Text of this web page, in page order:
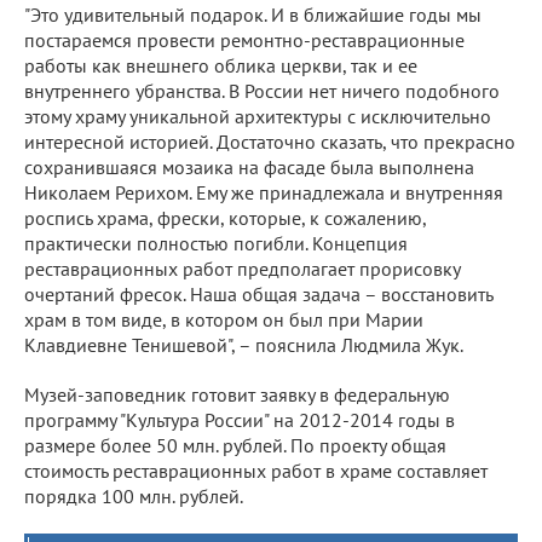
"Это удивительный подарок. И в ближайшие годы мы
постараемся провести ремонтно-реставрационные
работы как внешнего облика церкви, так и ее
внутреннего убранства. В России нет ничего подобного
этому храму уникальной архитектуры с исключительно
интересной историей. Достаточно сказать, что прекрасно
сохранившаяся мозаика на фасаде была выполнена
Николаем Рерихом. Ему же принадлежала и внутренняя
роспись храма, фрески, которые, к сожалению,
практически полностью погибли. Концепция
реставрационных работ предполагает прорисовку
очертаний фресок. Наша общая задача – восстановить
храм в том виде, в котором он был при Марии
Клавдиевне Тенишевой", – пояснила Людмила Жук.
Музей-заповедник готовит заявку в федеральную
программу "Культура России" на 2012-2014 годы в
размере более 50 млн. рублей. По проекту общая
стоимость реставрационных работ в храме составляет
порядка 100 млн. рублей.